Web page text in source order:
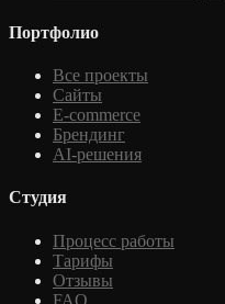
Портфолио
Все проекты
Сайты
E-commerce
Брендинг
AI-решения
Студия
Процесс работы
Тарифы
Отзывы
FAQ